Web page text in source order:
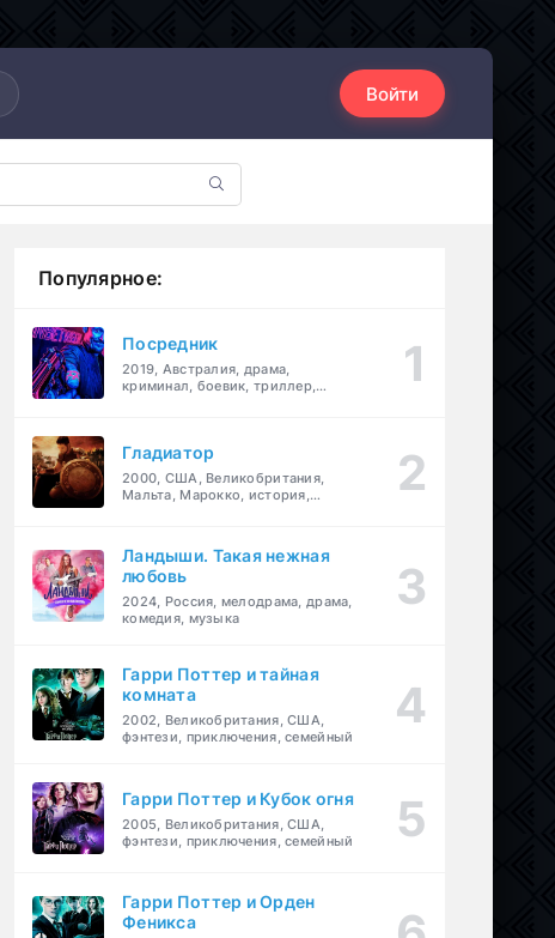
Войти
Популярное:
Посредник
2019, Австралия, драма,
криминал, боевик, триллер,
Гладиатор
2000, США, Великобритания,
Мальта, Марокко, история,
Ландыши. Такая нежная
любовь
2024, Россия, мелодрама, драма,
комедия, музыка
Гарри Поттер и тайная
комната
2002, Великобритания, США,
фэнтези, приключения, семейный
Гарри Поттер и Кубок огня
2005, Великобритания, США,
фэнтези, приключения, семейный
Гарри Поттер и Орден
Феникса